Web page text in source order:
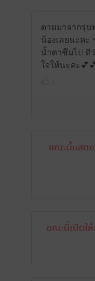
ตามมาจากรุ่
น้องเลยนะคะ
น้ำตาซึมไป ดี
ใจให้นะคะ
ขณะนี้แสด
ขณะนี้เปิดใ